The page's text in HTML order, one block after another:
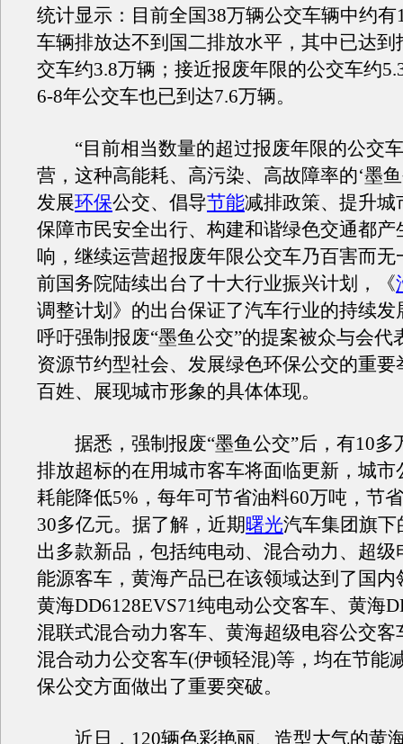
统计显示：目前全国38万辆公交车辆中约有
车辆排放达不到国二排放水平，其中已达到
交车约3.8万辆；接近报废年限的公交车约
6-8年公交车也已到达7.6万辆。
“目前相当数量的超过报废年限的公交
营，这种高能耗、高污染、高故障率的‘墨
发展环保公交、倡导节能减排政策、提升城
保障市民安全出行、构建和谐绿色交通都产
响，继续运营超报废年限公交车乃百害而无
前国务院陆续出台了十大行业振兴计划，《
调整计划》的出台保证了汽车行业的持续发
呼吁强制报废“墨鱼公交”的提案被众与会代
资源节约型社会、发展绿色环保公交的重要
百姓、展现城市形象的具体体现。
据悉，强制报废“墨鱼公交”后，有10多
排放超标的在用城市客车将面临更新，城市
耗能降低5%，每年可节省油料60万吨，节
30多亿元。据了解，近期曙光汽车集团旗下
出多款新品，包括纯电动、混合动力、超级
能源客车，黄海产品已在该领域达到了国内
黄海DD6128EVS71纯电动公交客车、黄海
混联式混合动力客车、黄海超级电容公交客
混合动力公交客车(伊顿轻混)等，均在节能
保公交方面做出了重要突破。
近日，120辆色彩艳丽、造型大气的黄